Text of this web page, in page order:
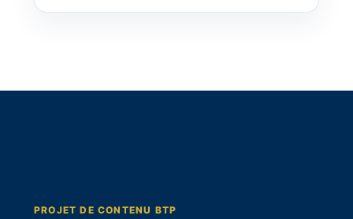
PROJET DE CONTENU BTP